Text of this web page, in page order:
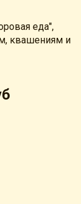
еда",
квашениям и